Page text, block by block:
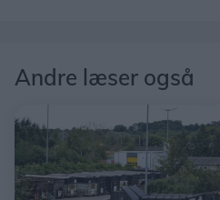
Andre læser også